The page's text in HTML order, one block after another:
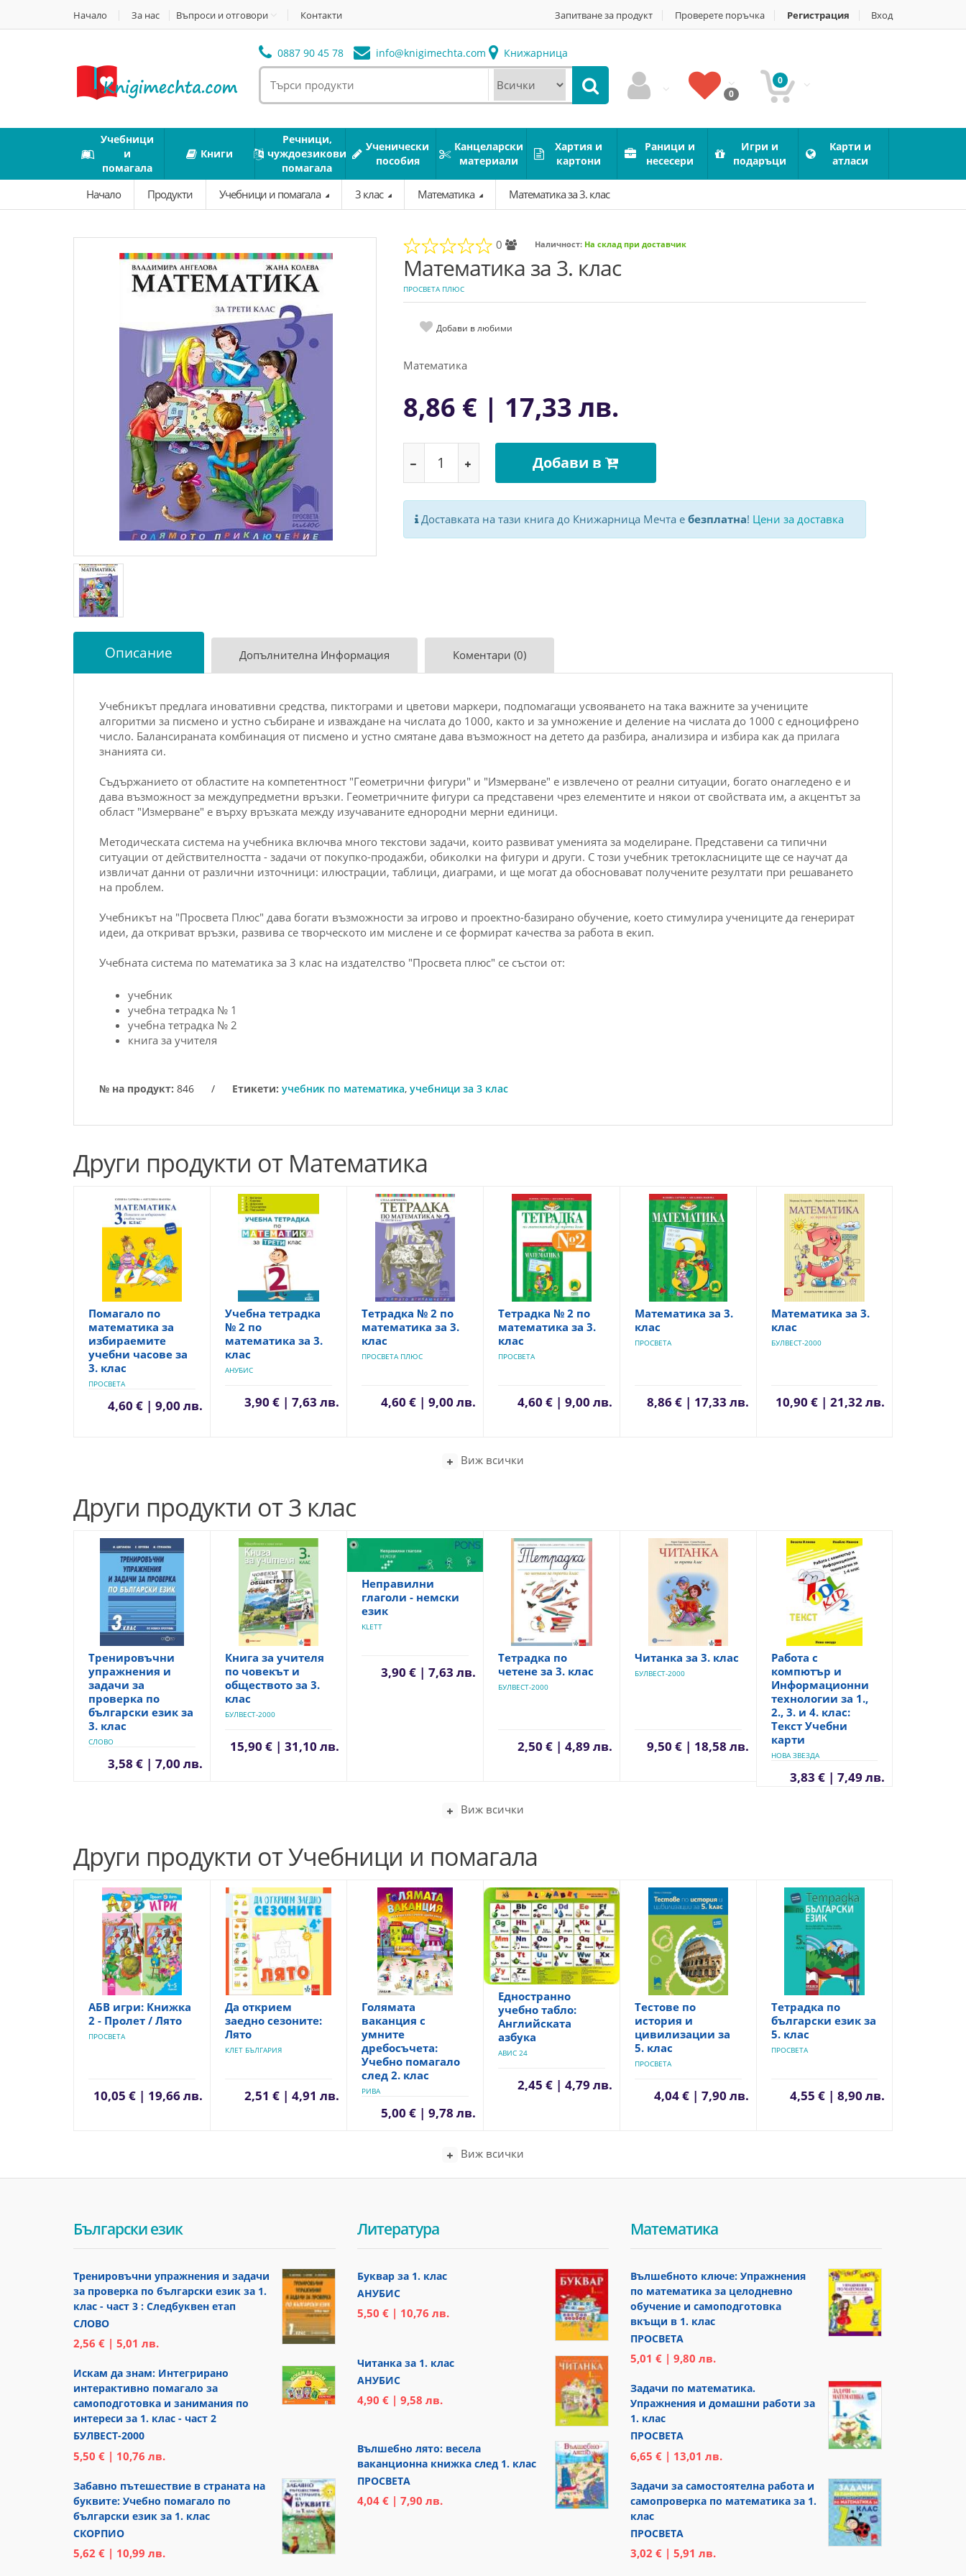
Начало За нас Въпроси и отговори Контакти Запитване за продукт Проверете поръчка Регистрация Вход
0887 90 45 78 info@knigimechta.com Книжарница
0
0
Учебници
и
помагала
Книги
Речници,
чуждоезикови
помагала
Ученически
пособия
Канцеларски
материали
Хартия и
картони
Раници и
несесери
Игри и
подаръци
Карти и
атласи
Начало Продукти Учебници и помагала 3 клас Математика Математика за 3. клас
0 Наличност: На склад при доставчик
Математика за 3. клас
ПРОСВЕТА ПЛЮС
Добави в любими
Математика
8,86 € | 17,33 лв.
Добави в
Доставката на тази книга до Книжарница Мечта е безплатна! Цени за доставка
Описание Допълнителна Информация Коментари (0)
Учебникът предлага иновативни средства, пиктограми и цветови маркери, подпомагащи усвояването на така важните за учениците
алгоритми за писмено и устно събиране и изваждане на числата до 1000, както и за умножение и деление на числата до 1000 с едноцифрено
число. Балансираната комбинация от писмено и устно смятане дава възможност на детето да разбира, анализира и избира как да прилага
знанията си.
Съдържанието от областите на компетентност "Геометрични фигури" и "Измерване" е извлечено от реални ситуации, богато онагледено е и
дава възможност за междупредметни връзки. Геометричните фигури са представени чрез елементите и някои от свойствата им, а акцентът за
област "Измерване" е върху връзката между изучаваните еднородни мерни единици.
Методическата система на учебника включва много текстови задачи, които развиват уменията за моделиране. Представени са типични
ситуации от действителността - задачи от покупко-продажби, обиколки на фигури и други. С този учебник третокласниците ще се научат да
извличат данни от различни източници: илюстрации, таблици, диаграми, и ще могат да обосновават получените резултати при решаването
на проблем.
Учебникът на "Просвета Плюс" дава богати възможности за игрово и проектно-базирано обучение, което стимулира учениците да генерират
идеи, да откриват връзки, развива се творческото им мислене и се формират качества за работа в екип.
Учебната система по математика за 3 клас на издателство "Просвета плюс" се състои от:
учебник
учебна тетрадка № 1
учебна тетрадка № 2
книга за учителя
№ на продукт: 846 / Етикети: учебник по математика, учебници за 3 клас
Други продукти от Математика
Помагало по
математика за
избираемите
учебни часове за
3. клас
ПРОСВЕТА
4,60 € | 9,00 лв.
Учебна тетрадка
№ 2 по
математика за 3.
клас
АНУБИС
3,90 € | 7,63 лв.
Тетрадка № 2 по
математика за 3.
клас
ПРОСВЕТА ПЛЮС
4,60 € | 9,00 лв.
Tетрадка № 2 по
математика за 3.
клас
ПРОСВЕТА
4,60 € | 9,00 лв.
Математика за 3.
клас
ПРОСВЕТА
8,86 € | 17,33 лв.
Математика за 3.
клас
БУЛВЕСТ-2000
10,90 € | 21,32 лв.
Виж всички
Други продукти от 3 клас
Тренировъчни
упражнения и
задачи за
проверка по
български език за
3. клас
СЛОВО
3,58 € | 7,00 лв.
Книга за учителя
по човекът и
обществото за 3.
клас
БУЛВЕСТ-2000
15,90 € | 31,10 лв.
Неправилни
глаголи - немски
език
KLETT
3,90 € | 7,63 лв.
Тетрадка по
четене за 3. клас
БУЛВЕСТ-2000
2,50 € | 4,89 лв.
Читанка за 3. клас
БУЛВЕСТ-2000
9,50 € | 18,58 лв.
Работа с
компютър и
Информационни
технологии за 1.,
2., 3. и 4. клас:
Текст Учебни
карти
НОВА ЗВЕЗДА
3,83 € | 7,49 лв.
Виж всички
Други продукти от Учебници и помагала
АБВ игри: Книжка
2 - Пролет / Лято
ПРОСВЕТА
10,05 € | 19,66 лв.
Да открием
заедно сезоните:
Лято
КЛЕТ БЪЛГАРИЯ
2,51 € | 4,91 лв.
Голямата
ваканция с
умните
дребосъчета:
Учебно помагало
след 2. клас
РИВА
5,00 € | 9,78 лв.
Едностранно
учебно табло:
Английската
азбука
АВИС 24
2,45 € | 4,79 лв.
Тестове по
история и
цивилизации за
5. клас
ПРОСВЕТА
4,04 € | 7,90 лв.
Тетрадка по
български език за
5. клас
ПРОСВЕТА
4,55 € | 8,90 лв.
Виж всички
Български език
Тренировъчни упражнения и задачи
за проверка по български език за 1.
клас - част 3 : Следбуквен етап
СЛОВО
2,56 € | 5,01 лв.
Искам да знам: Интегрирано
интерактивно помагало за
самоподготовка и занимания по
интереси за 1. клас - част 2
БУЛВЕСТ-2000
5,50 € | 10,76 лв.
Забавно пътешествие в страната на
буквите: Учебно помагало по
български език за 1. клас
СКОРПИО
5,62 € | 10,99 лв.
Литература
Буквар за 1. клас
АНУБИС
5,50 € | 10,76 лв.
Читанка за 1. клас
АНУБИС
4,90 € | 9,58 лв.
Вълшебно лято: весела
ваканционна книжка след 1. клас
ПРОСВЕТА
4,04 € | 7,90 лв.
Математика
Вълшебното ключе: Упражнения
по математика за целодневно
обучение и самоподготовка
вкъщи в 1. клас
ПРОСВЕТА
5,01 € | 9,80 лв.
Задачи по математика.
Упражнения и домашни работи за
1. клас
ПРОСВЕТА
6,65 € | 13,01 лв.
Задачи за самостоятелна работа и
самопроверка по математика за 1.
клас
ПРОСВЕТА
3,02 € | 5,91 лв.